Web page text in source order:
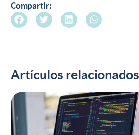
Compartir:
Artículos relacionados